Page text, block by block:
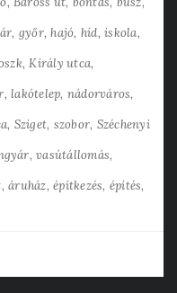
győr hajó híd iskola
Király utca
lakótelep nádorváros
Sziget szobor Széchenyi
vasútállomás
áruház építkezés építés